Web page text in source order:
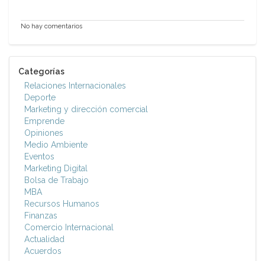
No hay comentarios
Categorías
Relaciones Internacionales
Deporte
Marketing y dirección comercial
Emprende
Opiniones
Medio Ambiente
Eventos
Marketing Digital
Bolsa de Trabajo
MBA
Recursos Humanos
Finanzas
Comercio Internacional
Actualidad
Acuerdos